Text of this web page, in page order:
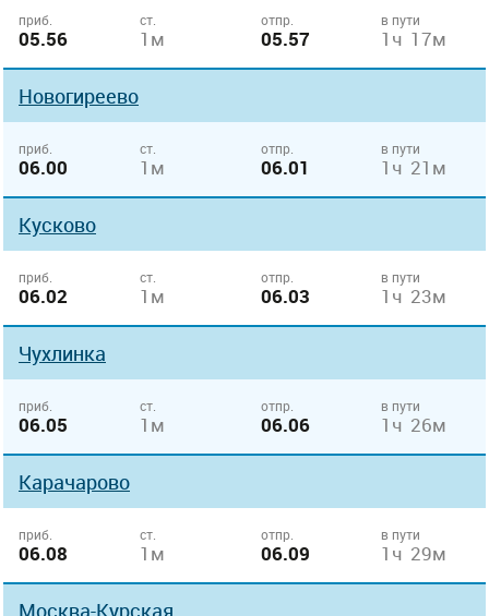
приб.
05.56
ст.
1м
отпр.
05.57
в пути
1ч 17м
Новогиреево
приб.
06.00
ст.
1м
отпр.
06.01
в пути
1ч 21м
Кусково
приб.
06.02
ст.
1м
отпр.
06.03
в пути
1ч 23м
Чухлинка
приб.
06.05
ст.
1м
отпр.
06.06
в пути
1ч 26м
Карачарово
приб.
06.08
ст.
1м
отпр.
06.09
в пути
1ч 29м
Москва-Курская